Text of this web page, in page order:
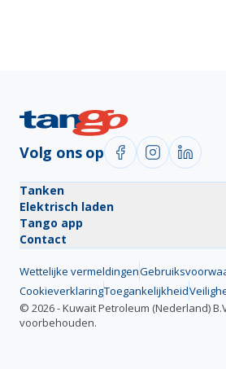
Volg ons op
Tanken
Elektrisch laden
Tango app
Contact
Wettelijke vermeldingen
CookieverklaringToegankelijkheid
© 2026-Kuwait Petroleum (Nederland)
voorbehouden.